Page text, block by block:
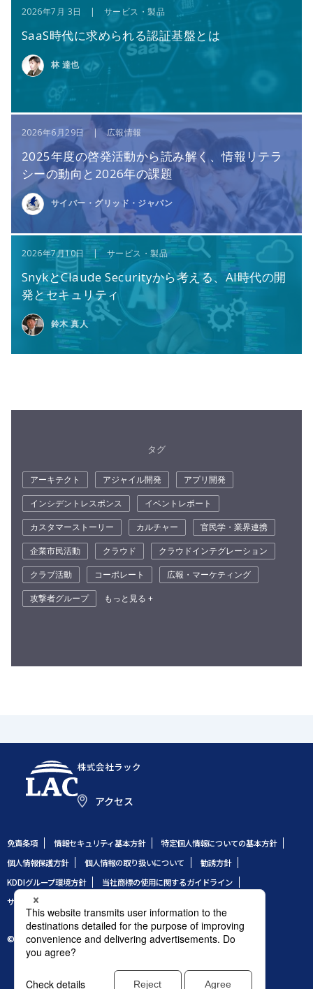
2026年7月 3日 | サービス・製品
SaaS時代に求められる認証基盤とは
林 達也
2026年6月29日 | 広報情報
2025年度の啓発活動から読み解く、情報リテラ
シーの動向と2026年の課題
サイバー・グリッド・ジャパン
2026年7月10日 | サービス・製品
SnykとClaude Securityから考える、AI時代の開
発とセキュリティ
鈴木 真人
タグ
アーキテクト アジャイル開発
アプリ開発
インシデントレスポンス
イベントレポート
カスタマーストーリー
カルチャー
官民学・業界連携
企業市民活動
クラウド
クラウドインテグレーション
クラブ活動
コーポレート
広報・マーケティング
攻撃者グループ
もっと見る +
株式会社ラック
アクセス
免責条項 情報セキュリティ基本方針
特定個人情報についての基本方針
個人情報保護方針
個人情報の取り扱いについて
勧誘方針
KDDIグループ環境方針
当社商標の使用に関するガイドライン
サイトのご利用条件
© 1995 LAC Co., Ltd.